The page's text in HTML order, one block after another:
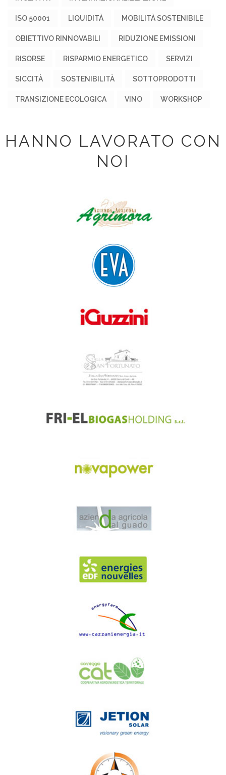
ISO 50001 LIQUIDITÀ MOBILITÀ SOSTENIBILE
OBIETTIVO RINNOVABILI RIDUZIONE EMISSIONI
RISORSE RISPARMIO ENERGETICO SERVIZI
SICCITÀ SOSTENIBILITÀ SOTTOPRODOTTI
TRANSIZIONE ECOLOGICA VINO WORKSHOP
HANNO LAVORATO CON
NOI